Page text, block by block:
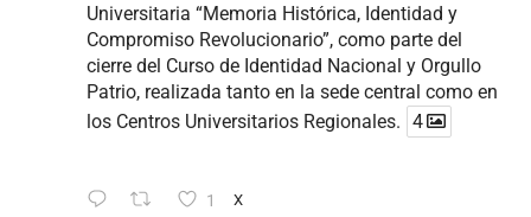
Universitaria “Memoria Histórica, Identidad y
Compromiso Revolucionario”, como parte del
cierre del Curso de Identidad Nacional y Orgullo
Patrio, realizada tanto en la sede central como en
los Centros Universitarios Regionales. 4
1 X